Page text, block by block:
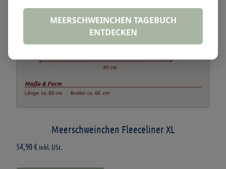
Meerschweinchen Fleeceliner XL
54,90€ inkl. USt.
MEERSCHWEINCHEN TAGEBUCH
ENTDECKEN